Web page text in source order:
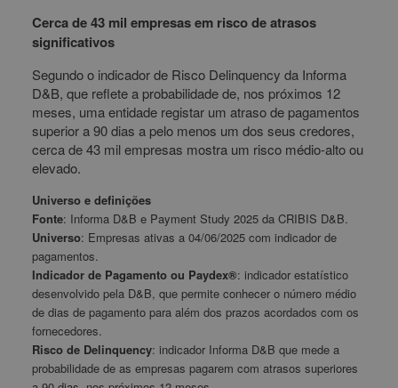
Cerca de 43 mil empresas em risco de atrasos
significativos
Segundo o indicador de Risco Delinquency da Informa
D&B, que reflete a probabilidade de, nos próximos 12
meses, uma entidade registar um atraso de pagamentos
superior a 90 dias a pelo menos um dos seus credores,
cerca de 43 mil empresas mostra um risco médio-alto ou
elevado.
Universo e definições
Fonte: Informa D&B e Payment Study 2025 da CRIBIS D&B.
Universo: Empresas ativas a 04/06/2025 com indicador de
pagamentos.
Indicador de Pagamento ou Paydex®: indicador estatístico
desenvolvido pela D&B, que permite conhecer o número médio
de dias de pagamento para além dos prazos acordados com os
fornecedores.
Risco de Delinquency: indicador Informa D&B que mede a
probabilidade de as empresas pagarem com atrasos superiores